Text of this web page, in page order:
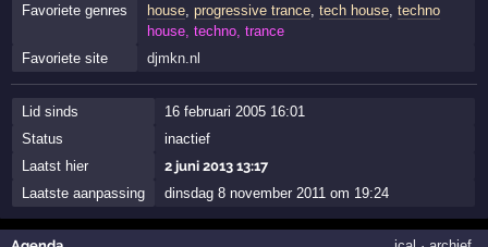
Favoriete genres
house, progressive trance, tech house, techno
house, techno, trance
Favoriete site
djmkn.nl
Lid sinds
16 februari 2005 16:01
Status
inactief
Laatst hier
2 juni 2013 13:17
Laatste aanpassing
dinsdag 8 november 2011 om 19:24